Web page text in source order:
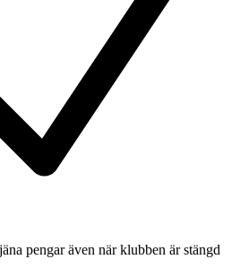
pengar även när klubben är stängd